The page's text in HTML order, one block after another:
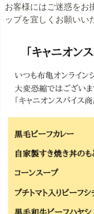
お客様にはご迷惑をお
ップを宜しくお願いい